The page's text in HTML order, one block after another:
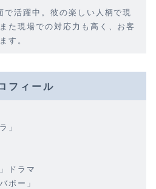
で活躍中。彼の楽しい人柄で現
た現場での対応力も高く、お客
す。
フィール
」
ドラマ
ボー」